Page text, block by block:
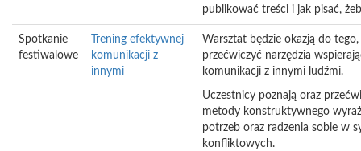
publikować treści i jak pisać,
Spotkanie
festiwalowe
Trening efektywnej
komunikacji z
innymi
Warsztat będzie okazją do
przećwiczyć narzędzia
komunikacji z innymi ludźmi.
Uczestnicy poznają oraz
metody konstruktywnego
potrzeb oraz radzenia sobie w
konfliktowych.